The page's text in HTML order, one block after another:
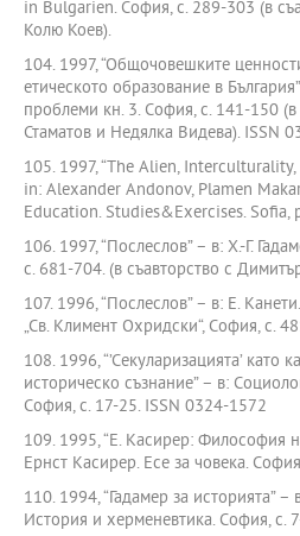
in Bulgarien. София, с. 289-303 (в
Колю Коев).
104. 1997, “Общочовешките
етическото образование в
проблеми кн. 3. София, с. 141-150 (в
Стаматов и Недялка Видева). ISSN
105. 1997, “The Alien,
in: Alexander Andonov, Plamen
Education. Studies&Exercises. Sofia,
106. 1997, “Послеслов” – в: Х.-Г.
с. 681-704. (в съавторство с
107. 1996, “Послеслов” – в: Е.
„Св. Климент Охридски“, София, с.
108. 1996, “’Секуларизацията’ като
историческо съзнание” – в:
София, с. 17-25. ISSN 0324-1572
109. 1995, “Е. Касирер: Философия
Ернст Касирер. Есе за човека.
110. 1994, “Гадамер за историята” –
История и херменевтика. София, с.